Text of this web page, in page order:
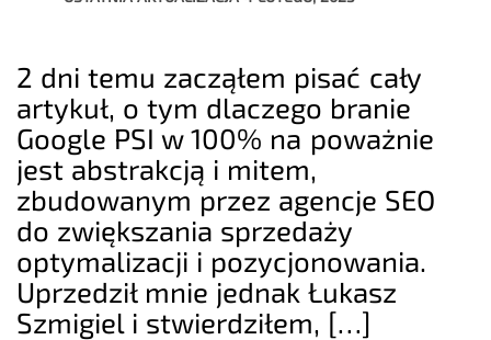
2 dni temu zacząłem pisać cały
artykuł, o tym dlaczego branie
Google PSI w 100% na poważnie
jest abstrakcją i mitem,
zbudowanym przez agencje SEO
do zwiększania sprzedaży
optymalizacji i pozycjonowania.
Uprzedził mnie jednak Łukasz
Szmigiel i stwierdziłem, […]